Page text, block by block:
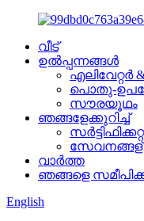
വീട്
ഉൽപ്പന്നങ്ങൾ
എലിവേറ്റർ &
പൊതു-
സൗരയൂഥം
ഞങ്ങളേക്കുറിച്ച്
സേവനങ്ങള്
വാർത്ത
ഞങ്ങളെ
English